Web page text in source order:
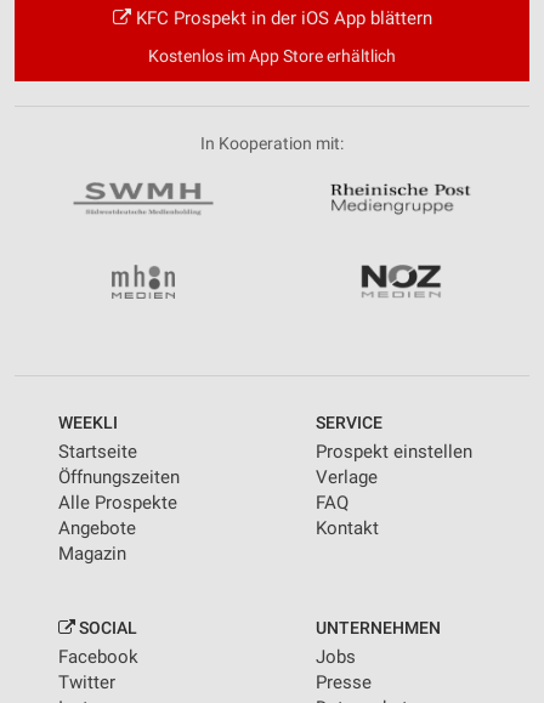
KFC Prospekt in der iOS App blättern
Kostenlos im App Store erhältlich
In Kooperation mit:
WEEKLI
Startseite
Öffnungszeiten
Alle Prospekte
Angebote
Magazin
SERVICE
Prospekt einstellen
Verlage
FAQ
Kontakt
SOCIAL
Facebook
Twitter
UNTERNEHMEN
Jobs
Presse